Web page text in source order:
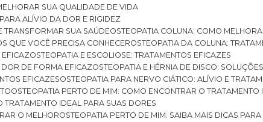
SUA QUALIDADE DE VIDA
ALÍVIO DA DOR E RIGIDEZ
TRANSFORMAR SUA SAÚDE
OSTEOPATIA COLUNA: COMO
QUE VOCÊ PRECISA CONHECER
OSTEOPATIA DA COLUNA:
EFICAZ
OSTEOPATIA E ESCOLIOSE: TRATAMENTOS EFICAZES
DOR DE FORMA EFICAZ
OSTEOPATIA E HÉRNIA DE DISCO:
EFICAZES
OSTEOPATIA PARA NERVO CIÁTICO: ALÍVIO E
OSTEOPATIA PERTO DE MIM: COMO ENCONTRAR O
TRATAMENTO IDEAL PARA SUAS DORES
O MELHOR
OSTEOPATIA PERTO DE MIM: SAIBA MAIS DICAS